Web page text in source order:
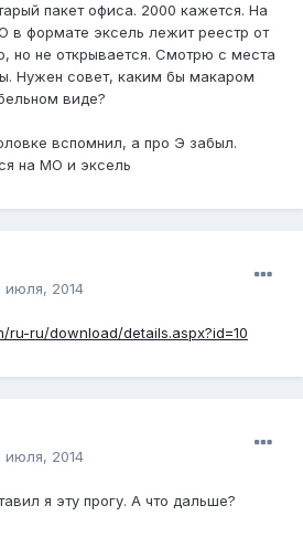
пакет офиса. 2000 кажется. На
в формате эксель лежит реестр от
но не открывается. Смотрю с места
Нужен совет, каким бы макаром
виде?
вспомнил, а про Э забыл.
на МО и эксель
июля, 2014
ru-ru/download/details.aspx?id=10
июля, 2014
я эту прогу. А что дальше?